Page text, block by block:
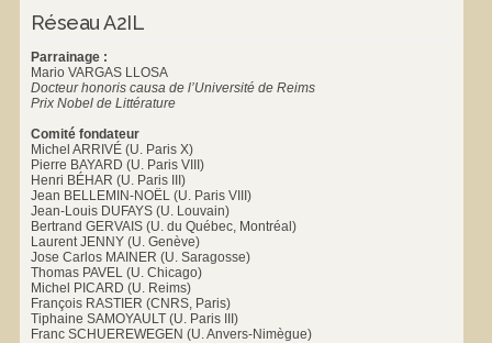
Réseau A2IL
Parrainage :
Mario VARGAS LLOSA
Docteur honoris causa de l’Université de Reims
Prix Nobel de Littérature
Comité fondateur
Michel ARRIVÉ (U. Paris X)
Pierre BAYARD (U. Paris VIII)
Henri BÉHAR (U. Paris III)
Jean BELLEMIN-NOËL (U. Paris VIII)
Jean-Louis DUFAYS (U. Louvain)
Bertrand GERVAIS (U. du Québec, Montréal)
Laurent JENNY (U. Genève)
Jose Carlos MAINER (U. Saragosse)
Thomas PAVEL (U. Chicago)
Michel PICARD (U. Reims)
François RASTIER (CNRS, Paris)
Tiphaine SAMOYAULT (U. Paris III)
Franc SCHUEREWEGEN (U. Anvers-Nimègue)